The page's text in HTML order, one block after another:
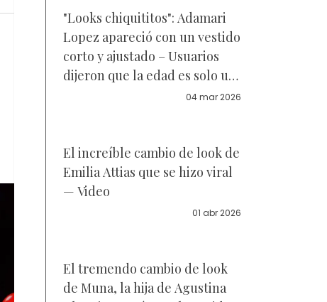
"Looks chiquititos": Adamari
Lopez apareció con un vestido
corto y ajustado – Usuarios
dijeron que la edad es solo un
04 mar 2026
El increíble cambio de look de
Emilia Attias que se hizo viral
— Video
01 abr 2026
El tremendo cambio de look
de Muna, la hija de Agustina